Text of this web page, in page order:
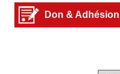
Don & Adhésion